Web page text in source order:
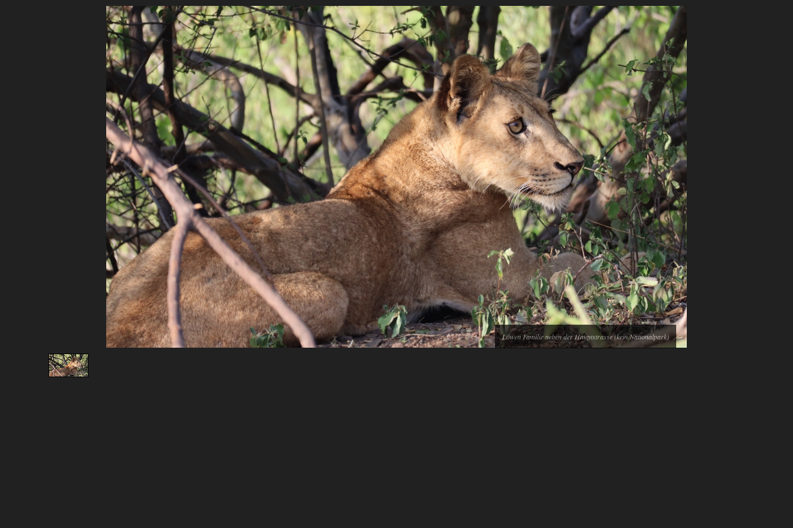
Löwen Familie neben der Hauptstrasse (kein Nationalpark)